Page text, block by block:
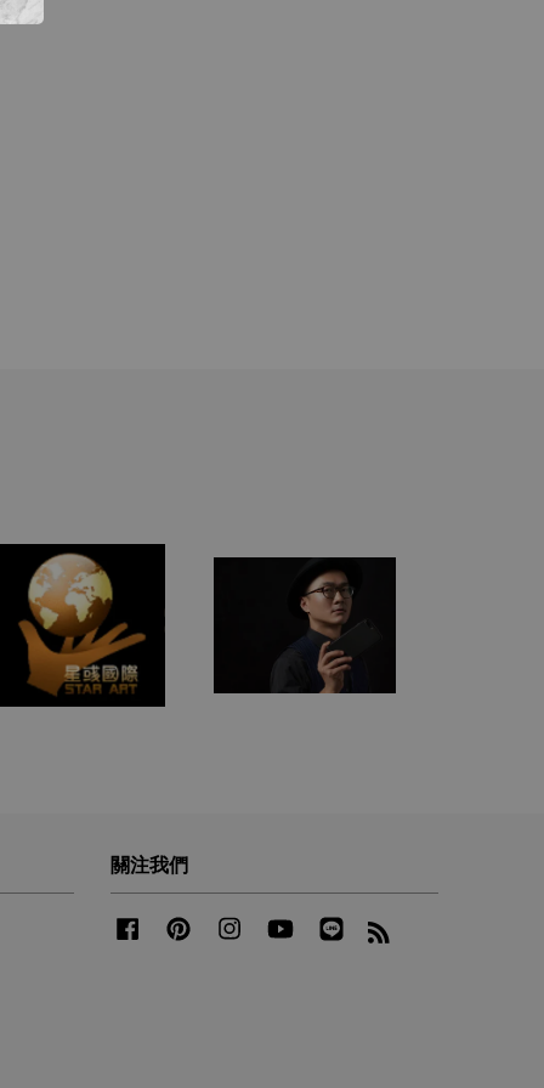
關注我們
FacebookPinterest InstagramYouTube Line